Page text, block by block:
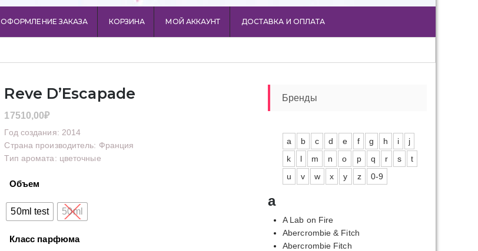
ОФОРМЛЕНИЕ ЗАКАЗА КОРЗИНА МОЙ АККАУНТ ДОСТАВКА И ОПЛАТА
Reve D’Escapade
17510,00₽
Год создания: 2014
Страна производитель: Франция
Тип аромата: цветочные
Объем
50ml test 50ml
Класс парфюма
Бренды
a b c d e f g h i
j
k
l m n o p q r s
t
u
v w x y z 0-9
a
A Lab on Fire
Abercrombie & Fitch
Abercrombie Fitch